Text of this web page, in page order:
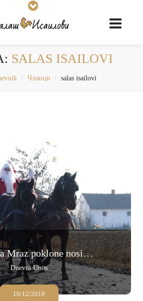
SALAS ISAILOVI
Чланци salas isailovi
Mraz poklone nosi…
Dnevni Unos
10/12/2018